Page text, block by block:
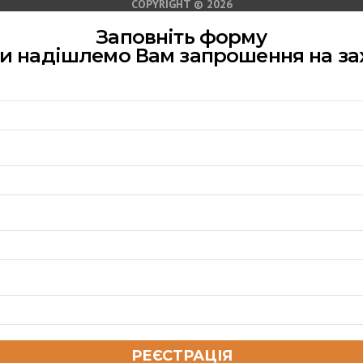
COPYRIGHT © 2026
Заповніть форму
надішлемо Вам запрошення на